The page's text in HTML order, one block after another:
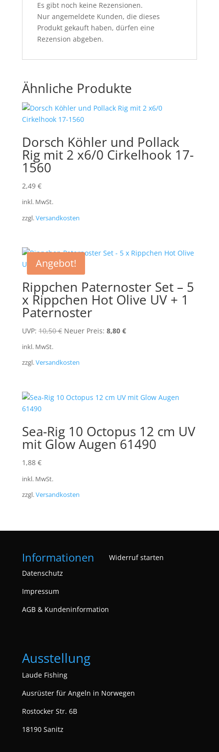
Es gibt noch keine Rezensionen.
Nur angemeldete Kunden, die dieses
Produkt gekauft haben, dürfen eine
Rezension abgeben.
Ähnliche Produkte
Dorsch Köhler und Pollack
Rig mit 2 x6/0 Cirkelhook 17-
1560
2,49 €
inkl. MwSt.
zzgl.Versandkosten
Angebot!
Rippchen Paternoster Set – 5
x Rippchen Hot Olive UV + 1
Paternoster
UVP: 10,50€ Ursprünglicher
10,50 €
Neuer Preis: 8,80 €Aktueller
inkl. MwSt.
zzgl.Versandkosten
Sea-Rig 10 Octopus 12 cm UV
mit Glow Augen 61490
1,88 €
inkl. MwSt.
zzgl.Versandkosten
Informationen
Datenschutz
Impressum
AGB & Kundeninformation
Widerruf starten
Ausstellung
Laude Fishing
Ausrüster für Angeln in Norwegen
Rostocker Str. 6B
18190 Sanitz